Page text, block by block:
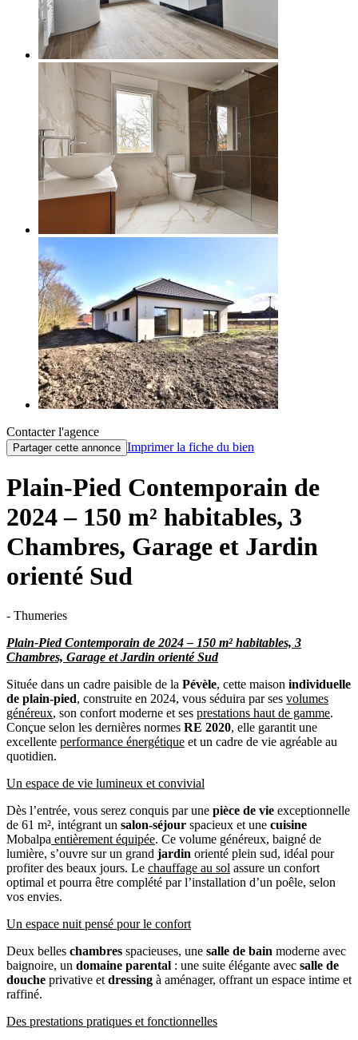
Contacter l'agence
Partager cette annonce Imprimer la fiche du bien
Plain-Pied Contemporain de
2024 – 150 m² habitables, 3
Chambres, Garage et Jardin
orienté Sud
- Thumeries
Plain-Pied Contemporain de 2024 – 150 m² habitables, 3
Chambres, Garage et Jardin orienté Sud
Située dans un cadre paisible de la Pévèle, cette maison individuelle
de plain-pied, construite en 2024, vous séduira par ses volumes
généreux, son confort moderne et ses prestations haut de gamme.
Conçue selon les dernières normes RE 2020, elle garantit une
excellente performance énergétique et un cadre de vie agréable au
quotidien.
Un espace de vie lumineux et convivial
Dès l’entrée, vous serez conquis par une pièce de vie exceptionnelle
de 61 m², intégrant un salon-séjour spacieux et une cuisine
Mobalpa entièrement équipée. Ce volume généreux, baigné de
lumière, s’ouvre sur un grand jardin orienté plein sud, idéal pour
profiter des beaux jours. Le chauffage au sol assure un confort
optimal et pourra être complété par l’installation d’un poêle, selon
vos envies.
Un espace nuit pensé pour le confort
Deux belles chambres spacieuses, une salle de bain moderne avec
baignoire, un domaine parental : une suite élégante avec salle de
douche privative et dressing à aménager, offrant un espace intime et
raffiné.
Des prestations pratiques et fonctionnelles